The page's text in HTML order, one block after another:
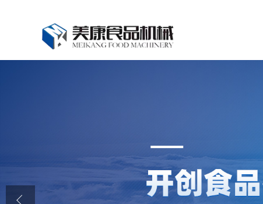
公司首页
在线留言